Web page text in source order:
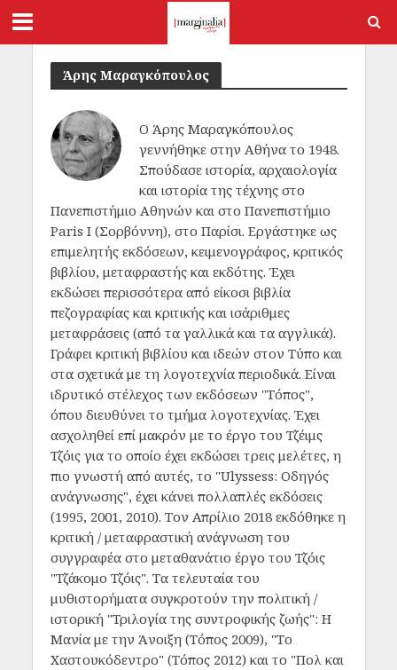
Άρης Μαραγκόπουλος
Ο Άρης Μαραγκόπουλος
γεννήθηκε στην Αθήνα το 1948.
Σπούδασε ιστορία, αρχαιολογία
και ιστορία της τέχνης στο
Πανεπιστήμιο Αθηνών και στο Πανεπιστήμιο
Paris I (Σορβόννη), στο Παρίσι. Εργάστηκε ως
επιμελητής εκδόσεων, κειμενογράφος, κριτικός
βιβλίου, μεταφραστής και εκδότης. Έχει
εκδώσει περισσότερα από είκοσι βιβλία
πεζογραφίας και κριτικής και ισάριθμες
μεταφράσεις (από τα γαλλικά και τα αγγλικά).
Γράφει κριτική βιβλίου και ιδεών στoν Tύπο και
στα σχετικά με τη λογοτεχνία περιοδικά. Είναι
ιδρυτικό στέλεχος των εκδόσεων "Τόπος",
όπου διευθύνει το τμήμα λογοτεχνίας. Έχει
ασχοληθεί επί μακρόν με το έργο του Τζέιμς
Τζόις για το οποίο έχει εκδώσει τρεις μελέτες, η
πιο γνωστή από αυτές, το "Ulyssess: Οδηγός
ανάγνωσης", έχει κάνει πολλαπλές εκδόσεις
(1995, 2001, 2010). Τον Απρίλιο 2018 εκδόθηκε η
κριτική / μεταφραστική ανάγνωση του
συγγραφέα στο μεταθανάτιο έργο του Τζόις
"Τζάκομο Τζόις". Τα τελευταία του
μυθιστορήματα συγκροτούν την πολιτική /
ιστορική "Τριλογία της συντροφικής ζωής": Η
Μανία με την Άνοιξη (Τόπος 2009), "Το
Χαστουκόδεντρο" (Τόπος 2012) και το "Πολ και